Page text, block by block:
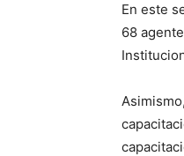
En este
68